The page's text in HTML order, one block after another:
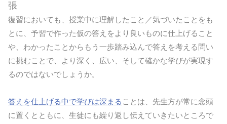
張
復習においても、授業中に理解したこと／気づいたことをも
とに、予習で作った仮の答えをより良いものに仕上げること
や、わかったことからもう一歩踏み込んで答えを考える問い
に挑むことで、より深く、広い、そして確かな学びが実現す
るのではないでしょうか。
答えを仕上げる中で学びは深まる ことは、先生方が常に念頭
に置くとともに、生徒にも繰り返し伝えていきたいところで